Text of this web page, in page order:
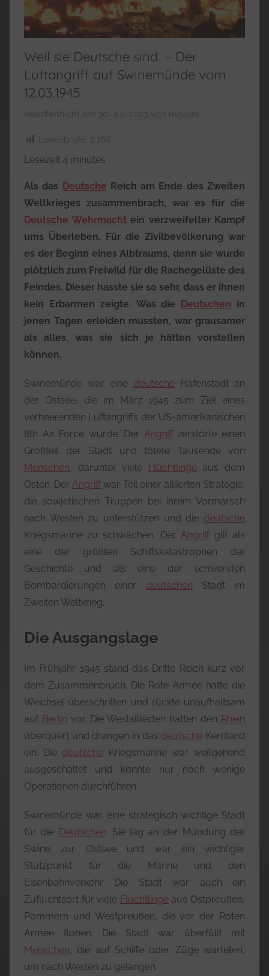
Weil sie Deutsche sind – Der
Luftangriff auf Swinemünde vom
12.03.1945
Veröffentlicht am 30. Juli 2023 von legolas
Leseabrufe: 2.168
Lesezeit 4 minutes
Als das Deutsche Reich am Ende des Zweiten
Weltkrieges zusammenbrach, war es für die
Deutsche Wehrmachtein verzweifelter Kampf
ums Überleben. Für die Zivilbevölkerung war
es der Beginn eines Albtraums, denn sie wurde
plötzlich zum Freiwild für die Rachegelüste des
Feindes. Dieser hasste sie so sehr, dass er ihnen
kein Erbarmen zeigte. Was die
Deutschen in
jenen Tagen erleiden mussten, war grausamer
als alles, was sie sich je hätten vorstellen
können.
Swinemünde war eine deutsche Hafenstadt an
der Ostsee, die im März 1945 zum Ziel eines
verheerenden Luftangriffs der US-amerikanischen
8th Air Force wurde. Der Angriffzerstörte einen
Großteil der Stadt und tötete Tausende von
Menschen, darunter viele Flüchtlingeaus dem
Osten. DerAngriff war Teil einer alliierten Strategie,
die sowjetischen Truppen bei ihrem Vormarsch
nach Westen zu unterstützen und die deutsche
Kriegsmarine zu schwächen. Der Angriffgilt als
eine der größten Schiffskatastrophen der
Geschichte und als eine der schwersten
Bombardierungen einer deutschen Stadt im
Zweiten Weltkrieg.
Die Ausgangslage
Im Frühjahr 1945 stand das Dritte Reich kurz vor
dem Zusammenbruch. Die Rote Armee hatte die
Weichsel überschritten und rückte unaufhaltsam
auf Berlin vor. Die Westalliierten hatten den Rhein
überquert und drangen in das deutsche Kernland
ein. Die deutsche Kriegsmarine war weitgehend
ausgeschaltet und konnte nur noch wenige
Operationen durchführen.
Swinemünde war eine strategisch wichtige Stadt
für die Deutschen. Sie lag an der Mündung der
Swine zur Ostsee und war ein wichtiger
Stützpunkt für die Marine und den
Eisenbahnverkehr. Die Stadt war auch ein
Zufluchtsort für viele Flüchtlingeaus Ostpreußen,
Pommern und Westpreußen, die vor der Roten
Armee flohen. Die Stadt war überfüllt mit
Menschen, die auf Schiffe oder Züge warteten,
um nach Westen zu gelangen.